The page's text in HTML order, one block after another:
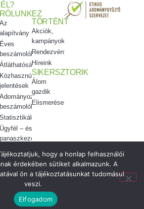
RÓLUNK
Az
alapítvány
Éves
beszámolók
Átláthatóság
jelentések
Adományozási
beszámolók
Ügyfél – és
panaszkezelés
Etikai
EZ
TÖRTÉNT
Akciók,
kampányok
Rendezvényeink
Híreink
SIKERSZTORIK
Álom
gazdik
Elismeréseink
·
hogy a honlap felhasználói
érdekében sütiket alkalmazunk. A
ön a tájékoztatásunkat tudomásul
veszi.
Elfogadom